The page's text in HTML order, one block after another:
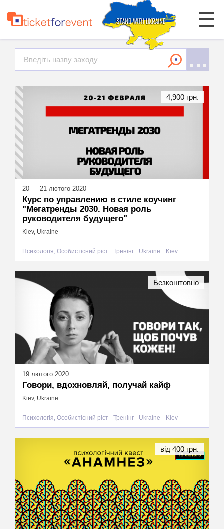
20 — 21 лютого 2020
Курс по управлению в стиле коучинг
"Мегатренды 2030. Новая роль
руководителя будущего"
Kiev, Ukraine
Психологія, Особистісний ріст Тренінг Ukraine Kiev
4,900 грн.
19 лютого 2020
Говори, вдохновляй, получай кайф
Kiev, Ukraine
Психологія, Особистісний ріст Тренінг Ukraine Kiev
Безкоштовно
від 400 грн.